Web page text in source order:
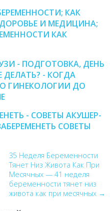
КАК
И МЕДИЦИНА;
КАК
- ПОДГОТОВКА, ДЕНЬ
- КОГДА
ГИНЕКОЛОГИИ ДО
- СОВЕТЫ АКУШЕР-
СОВЕТЫ
35 Неделя Беременности
Тянет Низ Живота Как При
Месячных — 41 неделя
беременности тянет низ
живота как при месячных →